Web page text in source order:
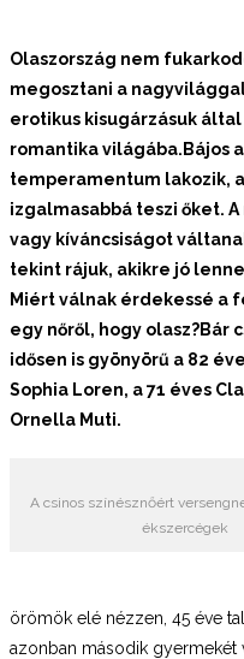
Olaszország nem
megosztani a
erotikus kisugárzásuk
romantika világába.Bájos
temperamentum lakozik,
izgalmasabbá teszi őket.
vagy kíváncsiságot
tekint rájuk, akikre jó
Miért válnak érdekessé a
egy nőről, hogy
idősen is gyönyörű a 82
Sophia Loren, a 71 éves
Ornella Muti.
A csinos színésznőért
ékszercégek
örömök elé nézzen, 45 éve
azonban második gyermekét